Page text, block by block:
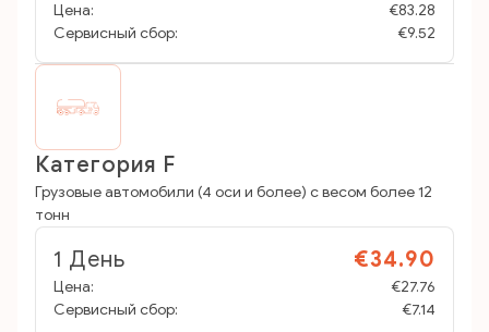
Цена:
€83.28
Сервисный сбор:
€9.52
Категория F
Грузовые автомобили (4 оси и более) с весом более 12
тонн
1 День €34.90
Цена:
€27.76
Сервисный сбор:
€7.14